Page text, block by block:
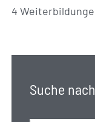
4
Suche